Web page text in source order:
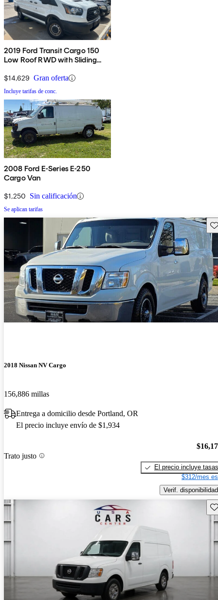
2019 Ford Transit Cargo 150
Low Roof RWD with Sliding
$14,629 Gran oferta
Incluye tarifas de conc.
2008 Ford E-Series E-250
Cargo Van
$1,250 Sin calificación
Se aplican tarifas
2018 Nissan NV Cargo
156,886 millas
Entrega a domicilio desde Portland, OR
El precio incluye envío de $1,934
Trato justo
El precio incluye tasas
$312/mes
Verif. disponibilidad